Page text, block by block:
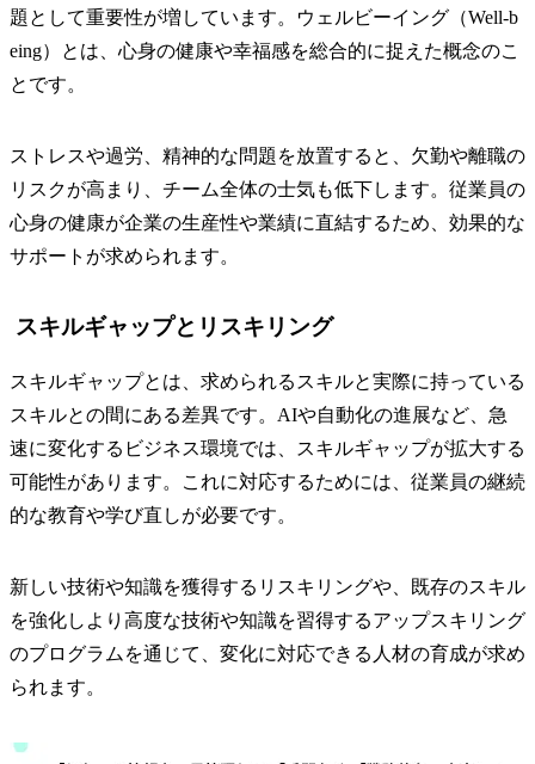
題として重要性が増しています。ウェルビーイング（Well-b
eing）とは、心身の健康や幸福感を総合的に捉えた概念のこ
とです。
ストレスや過労、精神的な問題を放置すると、欠勤や離職の
リスクが高まり、チーム全体の士気も低下します。従業員の
心身の健康が企業の生産性や業績に直結するため、効果的な
サポートが求められます。
スキルギャップとリスキリング
スキルギャップとは、求められるスキルと実際に持っている
スキルとの間にある差異です。AIや自動化の進展など、急
速に変化するビジネス環境では、スキルギャップが拡大する
可能性があります。これに対応するためには、従業員の継続
的な教育や学び直しが必要です。
新しい技術や知識を獲得するリスキリングや、既存のスキル
を強化しより高度な技術や知識を習得するアップスキリング
のプログラムを通じて、変化に対応できる人材の育成が求め
られます。